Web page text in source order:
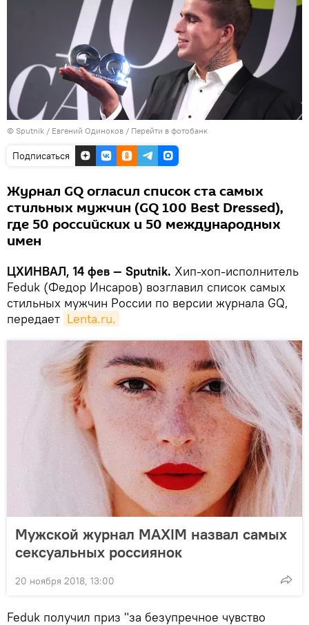
© Sputnik / Евгений Одиноков / Перейти в фотобанк
Подписаться
Журнал GQ огласил список ста самых
стильных мужчин (GQ 100 Best Dressed),
где 50 российских и 50 международных
имен
ЦХИНВАЛ, 14 фев — Sputnik. Хип-хоп-исполнитель
Feduk (Федор Инсаров) возглавил список самых
стильных мужчин России по версии журнала GQ,
передает Lenta.ru.
Мужской журнал MAXIM назвал самых
сексуальных россиянок
20 ноября 2018, 13:00
Feduk получил приз "за безупречное чувство